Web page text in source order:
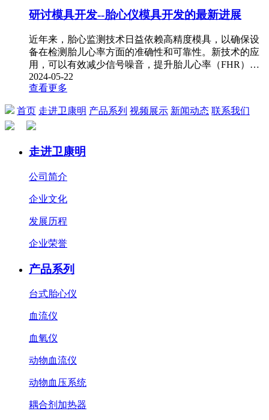
研讨模具开发--胎心仪模具开发的最新进展
近年来，胎心监测技术日益依赖高精度模具，以确保设
备在检测胎儿心率方面的准确性和可靠性。新技术的应
用，可以有效减少信号噪音，提升胎儿心率（FHR）…
2024-05-22
查看更多
首页 走进卫康明 产品系列 视频展示 新闻动态 联系我们
走进卫康明
公司简介
企业文化
发展历程
企业荣誉
产品系列
台式胎心仪
血流仪
血氧仪
动物血流仪
动物血压系统
耦合剂加热器